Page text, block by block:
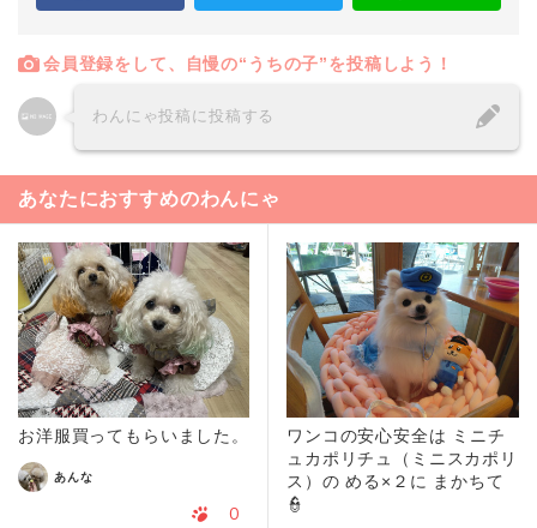
会員登録をして、自慢の“うちの子”を投稿しよう！
わんにゃ投稿に投稿する
あなたにおすすめのわんにゃ
お洋服買ってもらいました。
あんな
0
ワンコの安心安全は ミニチ
ュカポリチュ（ミニスカポリ
ス）の める×２に まかちて
👮